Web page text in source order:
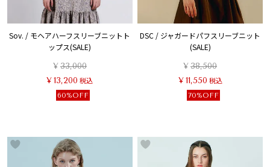
Sov. / モヘアハーフスリーブニットト
ップス(SALE)
¥33,000
¥ 13,200 税込
60%OFF
DSC / ジャガードパフスリーブニット
(SALE)
¥38,500
¥ 11,550 税込
70%OFF